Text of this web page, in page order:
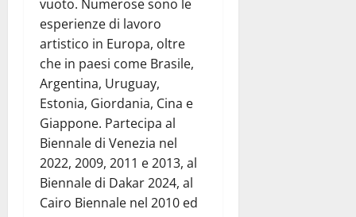
vuoto. Numerose sono le
esperienze di lavoro
artistico in Europa, oltre
che in paesi come Brasile,
Argentina, Uruguay,
Estonia, Giordania, Cina e
Giappone. Partecipa al
Biennale di Venezia nel
2022, 2009, 2011 e 2013, al
Biennale di Dakar 2024, al
Cairo Biennale nel 2010 ed